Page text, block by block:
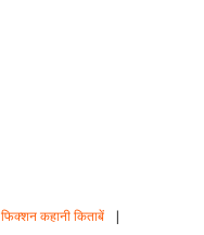
फिक्शन कहानी किताबें |